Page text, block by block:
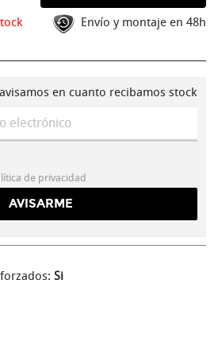
Envío y montaje en 48h
en cuanto recibamos stock
de privacidad
Si